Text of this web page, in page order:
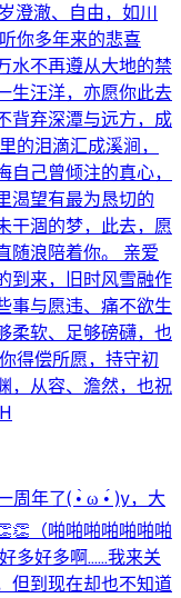
澄澈、自由，如川
你多年来的悲喜
水不再遵从大地的禁
生汪洋，亦愿你此去
背弃深潭与远方，成
的泪滴汇成溪涧，
己曾倾注的真心，
渴望有最为恳切的
干涸的梦，此去，愿
随浪陪着你。 亲爱
到来，旧时风雪融作
事与愿违、痛不欲生
柔软、足够磅礴，也
得偿所愿，持守初
，从容、澹然，也祝
年了( •̀ ω •́ )y，大
（啪啪啪啪啪啪啪
多好多啊……我来关
但到现在却也不知道